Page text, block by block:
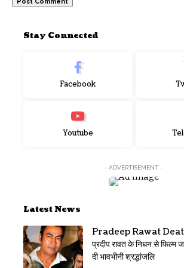
Stay Connected
Facebook
Youtube
- ADVERTISEMENT -
Latest News
Pradeep Rawat Death:
प्रदीप रावत के निधन से फिल्म
दी भावभीनी श्रद्धांजलि